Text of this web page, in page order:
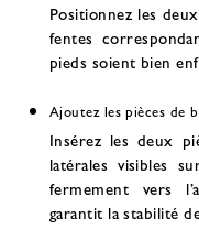
Positionnez les
fentes
pieds soient bien
Ajoutez les pièces de
Insérez les deux
latérales visibles
fermement vers
garantit la stabilité